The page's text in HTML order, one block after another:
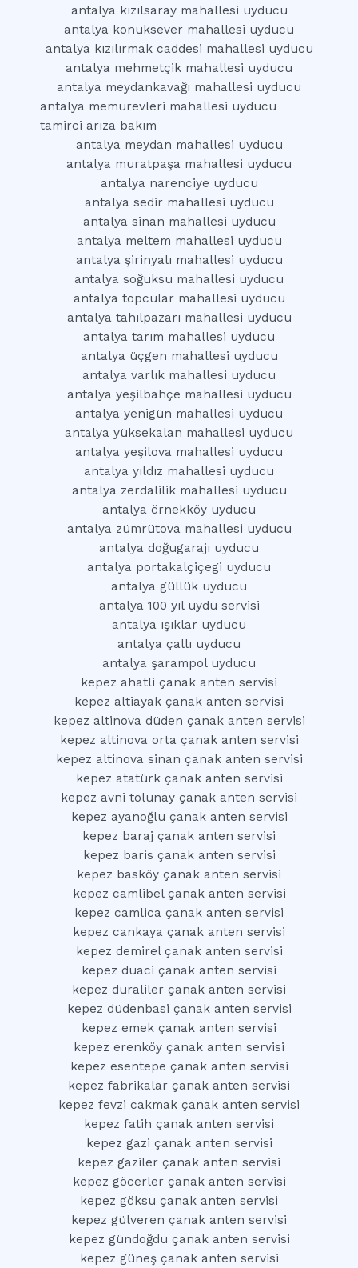
antalya kızılsaray mahallesi uyducu
antalya konuksever mahallesi uyducu
antalya kızılırmak caddesi mahallesi uyducu
antalya mehmetçik mahallesi uyducu
antalya meydankavağı mahallesi uyducu
antalya memurevleri mahallesi uyducu
tamirci arıza bakım
antalya meydan mahallesi uyducu
antalya muratpaşa mahallesi uyducu
antalya narenciye uyducu
antalya sedir mahallesi uyducu
antalya sinan mahallesi uyducu
antalya meltem mahallesi uyducu
antalya şirinyalı mahallesi uyducu
antalya soğuksu mahallesi uyducu
antalya topcular mahallesi uyducu
antalya tahılpazarı mahallesi uyducu
antalya tarım mahallesi uyducu
antalya üçgen mahallesi uyducu
antalya varlık mahallesi uyducu
antalya yeşilbahçe mahallesi uyducu
antalya yenigün mahallesi uyducu
antalya yüksekalan mahallesi uyducu
antalya yeşilova mahallesi uyducu
antalya yıldız mahallesi uyducu
antalya zerdalilik mahallesi uyducu
antalya örnekköy uyducu
antalya zümrütova mahallesi uyducu
antalya doğugarajı uyducu
antalya portakalçiçegi uyducu
antalya güllük uyducu
antalya 100 yıl uydu servisi
antalya ışıklar uyducu
antalya çallı uyducu
antalya şarampol uyducu
kepez ahatli çanak anten servisi
kepez altiayak çanak anten servisi
kepez altinova düden çanak anten servisi
kepez altinova orta çanak anten servisi
kepez altinova sinan çanak anten servisi
kepez atatürk çanak anten servisi
kepez avni tolunay çanak anten servisi
kepez ayanoğlu çanak anten servisi
kepez baraj çanak anten servisi
kepez baris çanak anten servisi
kepez basköy çanak anten servisi
kepez camlibel çanak anten servisi
kepez camlica çanak anten servisi
kepez cankaya çanak anten servisi
kepez demirel çanak anten servisi
kepez duaci çanak anten servisi
kepez duraliler çanak anten servisi
kepez düdenbasi çanak anten servisi
kepez emek çanak anten servisi
kepez erenköy çanak anten servisi
kepez esentepe çanak anten servisi
kepez fabrikalar çanak anten servisi
kepez fevzi cakmak çanak anten servisi
kepez fatih çanak anten servisi
kepez gazi çanak anten servisi
kepez gaziler çanak anten servisi
kepez göcerler çanak anten servisi
kepez göksu çanak anten servisi
kepez gülveren çanak anten servisi
kepez gündoğdu çanak anten servisi
kepez güneş çanak anten servisi